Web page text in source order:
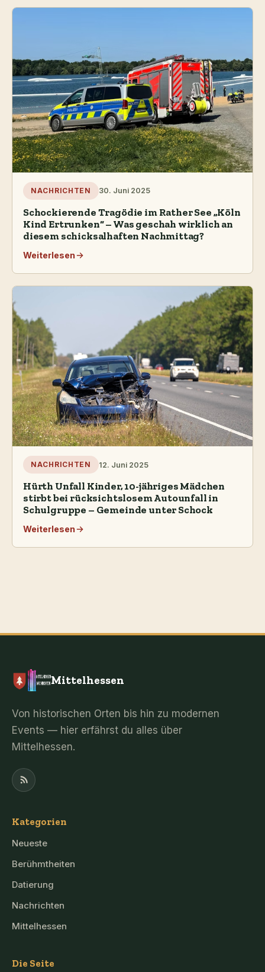
NACHRICHTEN 30. Juni 2025
Schockierende Tragödie im Rather See „Köln
Kind Ertrunken“ – Was geschah wirklich an
diesem schicksalhaften Nachmittag?
Weiterlesen
NACHRICHTEN 12. Juni 2025
Hürth Unfall Kinder, 10-jähriges Mädchen
stirbt bei rücksichtslosem Autounfall in
Schulgruppe – Gemeinde unter Schock
Weiterlesen
Mittelhessen
Von historischen Orten bis hin zu modernen
Events — hier erfährst du alles über
Mittelhessen.
Kategorien
Neueste
Berühmtheiten
Datierung
Nachrichten
Mittelhessen
Die Seite